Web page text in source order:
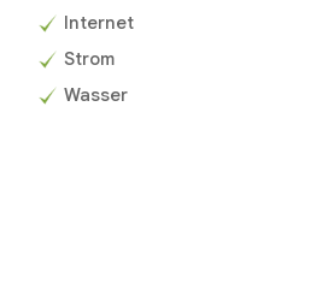
Internet
Strom
Wasser